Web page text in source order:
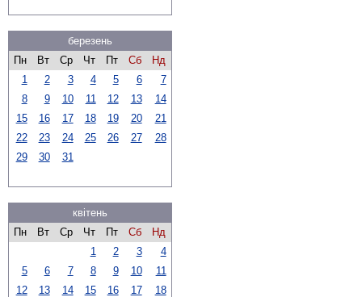
березень
Пн
Вт Ср Чт Пт Сб
Нд
1
2 3 4 5 6
7
8
9 10 11 12 13
14
15
16 17 18 19 20
21
22
23 24 25 26 27
28
29
30 31
квітень
Пн
Вт Ср Чт Пт Сб
Нд
1
2 3
4
5
6 7 8 9 10
11
12
13 14 15 16 17
18